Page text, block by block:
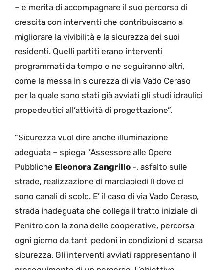
– e merita di accompagnare il suo percorso di
crescita con interventi che contribuiscano a
migliorare la vivibilità e la sicurezza dei suoi
residenti. Quelli partiti erano interventi
programmati da tempo e ne seguiranno altri,
come la messa in sicurezza di via Vado Ceraso
per la quale sono stati già avviati gli studi idraulici
propedeutici all’attività di progettazione”.
“Sicurezza vuol dire anche illuminazione
adeguata – spiega l’Assessore alle Opere
Pubbliche Eleonora Zangrillo -, asfalto sulle
strade, realizzazione di marciapiedi lì dove ci
sono canali di scolo. E’ il caso di via Vado Ceraso,
strada inadeguata che collega il tratto iniziale di
Penitro con la zona delle cooperative, percorsa
ogni giorno da tanti pedoni in condizioni di scarsa
sicurezza. Gli interventi avviati rappresentano il